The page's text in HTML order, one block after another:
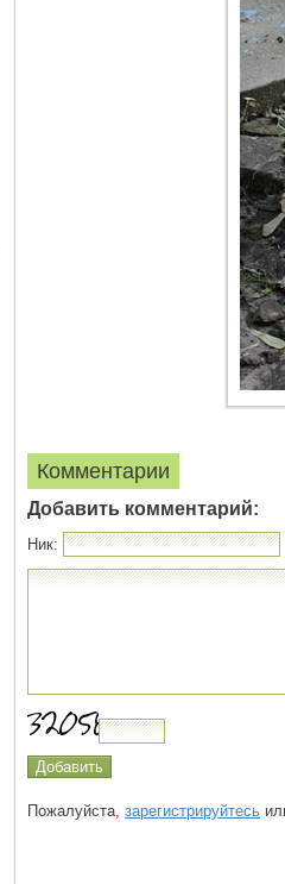
Комментарии
Добавить комментарий:
Ник:
Пожалуйста, зарегистрируйтесь